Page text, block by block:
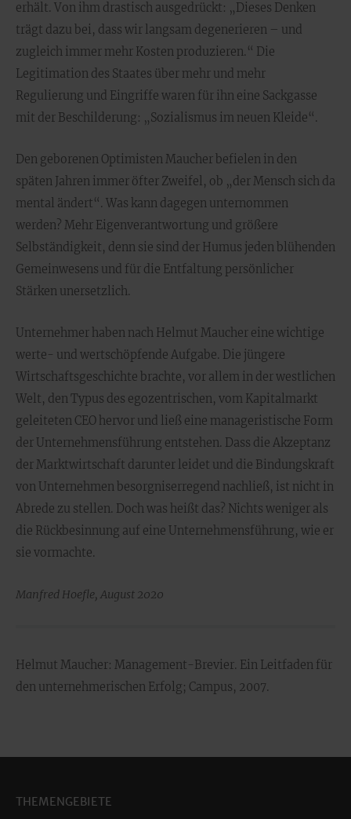
erhält. Von ihm drastisch ausgedrückt: „Dieses Denken
trägt dazu bei, dass wir langsam degenerieren – und
zugleich immer mehr Kosten produzieren.“ Die
Legitimation des Staates über mehr und mehr
Regulierung und Eingriffe waren für ihn eine Sackgasse
mit der Beschilderung: „Sozialismus im neuen Kleide“.
Den geborenen Optimisten Maucher befielen in den
späten Jahren immer öfter Zweifel, ob „der Mensch sich da
mental ändert“. Was kann dagegen unternommen
werden? Mehr Eigenverantwortung und größere
Selbständigkeit, denn sie sind der Humus jeden blühenden
Gemeinwesens und für die Entfaltung persönlicher
Stärken unersetzlich.
Unternehmer haben nach Helmut Maucher eine wichtige
werte- und wertschöpfende Aufgabe. Die jüngere
Wirtschaftsgeschichte brachte, vor allem in der westlichen
Welt, den Typus des egozentrischen, vom Kapitalmarkt
geleiteten CEO hervor und ließ eine manageristische Form
der Unternehmensführung entstehen. Dass die Akzeptanz
der Marktwirtschaft darunter leidet und die Bindungskraft
von Unternehmen besorgniserregend nachließ, ist nicht in
Abrede zu stellen. Doch was heißt das? Nichts weniger als
die Rückbesinnung auf eine Unternehmensführung, wie er
sie vormachte.
Manfred Hoefle, August 2020
Helmut Maucher: Management-Brevier. Ein Leitfaden für
den unternehmerischen Erfolg; Campus, 2007.
THEMENGEBIETE